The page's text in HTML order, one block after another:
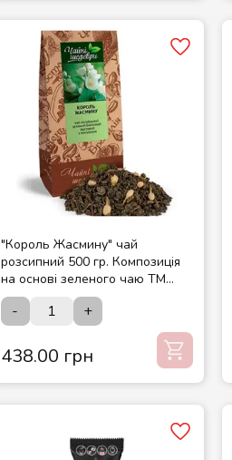
"Король Жасмину" чай
розсипний 500 гр. Композиція
на основі зеленого чаю ТМ
Чайні шедеври
- +
438.00 грн